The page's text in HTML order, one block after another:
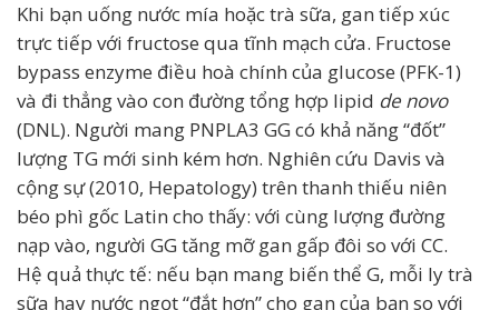
Khi bạn uống nước mía hoặc trà sữa, gan tiếp xúc
trực tiếp với fructose qua tĩnh mạch cửa. Fructose
bypass enzyme điều hoà chính của glucose (PFK-1)
và đi thẳng vào con đường tổng hợp lipid de novo
(DNL). Người mang PNPLA3 GG có khả năng “đốt”
lượng TG mới sinh kém hơn. Nghiên cứu Davis và
cộng sự (2010, Hepatology) trên thanh thiếu niên
béo phì gốc Latin cho thấy: với cùng lượng đường
nạp vào, người GG tăng mỡ gan gấp đôi so với CC.
Hệ quả thực tế: nếu bạn mang biến thể G, mỗi ly trà
sữa hay nước ngọt “đắt hơn” cho gan của bạn so với